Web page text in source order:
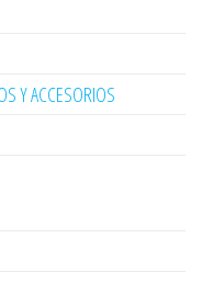
Y ACCESORIOS